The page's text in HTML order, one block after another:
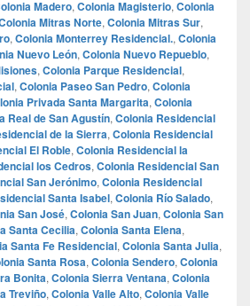
Madero, Colonia Magisterio, Colonia
Mitras Norte, Colonia Mitras Sur,
, Colonia Monterrey Residencial., Colonia
Nuevo León, Colonia Nuevo Repueblo,
, Colonia Parque Residencial,
, Colonia Paseo San Pedro, Colonia
Privada Santa Margarita, Colonia
Real de San Agustín, Colonia Residencial
de la Sierra, Colonia Residencial
El Roble, Colonia Residencial la
los Cedros, Colonia Residencial San
San Jerónimo, Colonia Residencial
Santa Isabel, Colonia Río Salado,
San José, Colonia San Juan, Colonia San
Santa Cecilia, Colonia Santa Elena,
Santa Fe Residencial, Colonia Santa Julia,
Santa Rosa, Colonia Sendero, Colonia
Bonita, Colonia Sierra Ventana, Colonia
Treviño, Colonia Valle Alto, Colonia Valle